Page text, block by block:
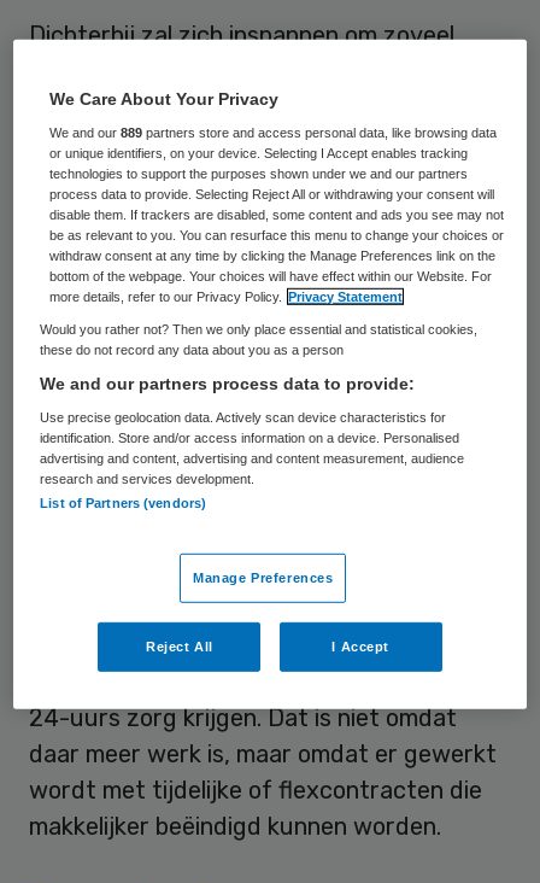
Dichterbij zal zich inspannen om zoveel
Maar ‘boventalligheid van medewerkers is
op dit moment helaas niet uit te sluiten’, zo
stelt de organisatie in eenreactie op een
artikel in het Brabants Dagblad. In een
interne mail stelt Dichterbij ‘een verlies te
verwachten van 10-15% van het werk van
de circa 900 medewerkers’. Medewerkers
geven aan dat het om 210 banen zou gaan.
Woningen
Vanaf 20 juni horen medewerkers die hun
de organisatie is. Een aantal
dagbestedingsmedewerkers zouden aan
het werk kunnen in de woningen waar
mensen met een verstandelijke beperking
24-uurs zorg krijgen. Dat is niet omdat
daar meer werk is, maar omdat er gewerkt
wordt met tijdelijke of flexcontracten die
makkelijker beëindigd kunnen worden.
We Care About Your Privacy
We and our889 partners store and access personal data, like browsing data
or unique identifiers, on your device. Selecting I Accept enables tracking
technologies to support the purposes shown under we and our partners
process data to provide. Selecting Reject All or withdrawing your consent will
disable them. If trackers are disabled, some content and ads you see may not
be as relevant to you. You can resurface this menu to change your choices or
withdraw consent at any time by clicking the Manage Preferences link on the
bottom of the webpage. Your choices will have effect within our Website. For
more details, refer to our Privacy Policy.
Privacy Statement
Would you rather not? Then we only place essential and statistical cookies,
these do not record any data about you as a person
We and our partners process data to provide:
Use precise geolocation data. Actively scan device characteristics for
identification. Store and/or access information on a device. Personalised
advertising and content, advertising and content measurement, audience
research and services development.
List of Partners (vendors)
Manage Preferences
Reject All I Accept